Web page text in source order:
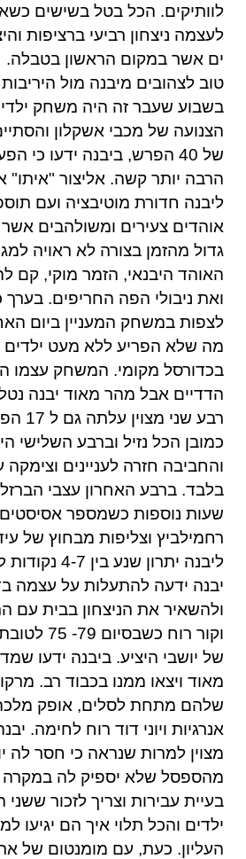
לוותיקים. הכל בטל בשישים
לעצמה ניצחון רביעי ברציפות
ים אשר במקום הראשון בטבלה.
טוב לצהובים מיבנה מול
בשבוע שעבר זה היה משחק
הצנועה של מכבי אשקלון
של 40 הפרש, ביבנה ידעו
הרבה יותר קשה. אליצור "איתו"
אוהדים צעירים ומשולהבים
גדול מהזמן בצורה לא ראויה
האוהד היבנאי, הזמר מוקי, קם
לצפות במשחק המעניין ביום
מה שלא הפריע ללא מעט ילדים
בכדורסל מקומי. המשחק עצמו
הדדיים אבל מהר מאוד יבנה
רבע
כמובן הכל נזיל וברבע השלישי
והחביבה חזרה לעניינים
בלבד. ברבע האחרון עצבי
שעות נוספות כשמספר אסיסטים
רחמילביץ וצליפות מבחוץ של
ליבנה יתרון
יבנה ידעה להתעלות על עצמה
ולהשאיר את הניצחון בבית עם
וקור רוח
של יושבי היציע. ביבנה ידעו
מאוד ויצאו ממנו בכבוד רב.
שלהם מתחת לסלים, אופק
אנרגיות ויוני דוד רוח לחימה.
מצוין למרות שנראה כי חסר לה
מהספסל שלא יספיק לה במקרה
בעיית עבירות וצריך לזכור ששני
ילדים והכל תלוי איך הם יגיעו
העליון. כעת, עם מומנטום של